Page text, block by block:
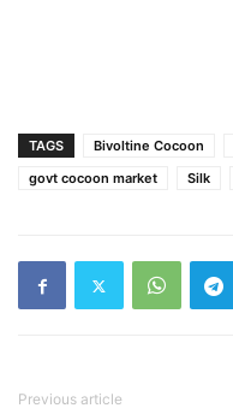
TAGS Bivoltine Cocoon
govt cocoon market
Silk
Previous article